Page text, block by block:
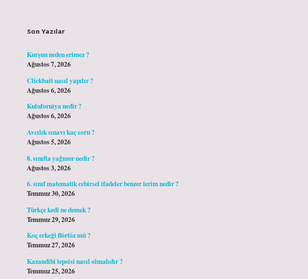
Son Yazılar
Kurşun neden erimez ?
Ağustos 7, 2026
Clickbait nasıl yapılır ?
Ağustos 6, 2026
Kuluforniya nedir ?
Ağustos 6, 2026
Avcılık sınavı kaç soru ?
Ağustos 5, 2026
8. sınıfta yağmur nedir ?
Ağustos 3, 2026
6. sınıf matematik cebirsel ifadeler benzer terim nedir ?
Temmuz 30, 2026
Türkçe kedi ne demek ?
Temmuz 29, 2026
Koç erkeği flörtöz mü ?
Temmuz 27, 2026
Kazandibi tepsisi nasıl olmalıdır ?
Temmuz 25, 2026